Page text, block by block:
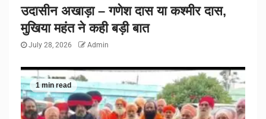
उदासीन अखाड़ा – गणेश दास या कश्मीर दास,
मुखिया महंत ने कही बड़ी बात
July 28, 2026 Admin
1 min read